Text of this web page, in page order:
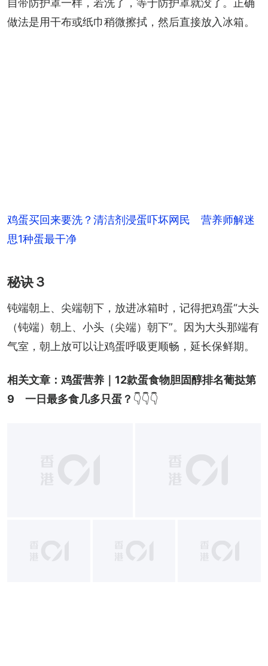
自带防护罩一样，若洗了，等于防护罩就没了。正确
做法是用干布或纸巾稍微擦拭，然后直接放入冰箱。
鸡蛋买回来要洗？清洁剂浸蛋吓坏网民 营养师解迷
思1种蛋最干净
秘诀３
钝端朝上、尖端朝下，放进冰箱时，记得把鸡蛋“大头
（钝端）朝上、小头（尖端）朝下”。因为大头那端有
气室，朝上放可以让鸡蛋呼吸更顺畅，延长保鲜期。
相关文章： 鸡蛋营养｜12款蛋食物胆固醇排名葡挞第
9　一日最多食几多只蛋？ 👇👇👇